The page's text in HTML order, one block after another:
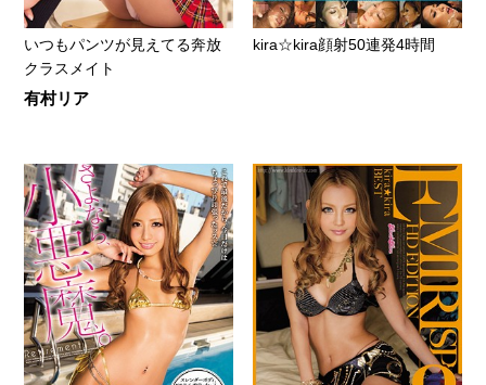
いつもパンツが見えてる奔放
クラスメイト
有村リア
kira☆kira顔射50連発4時間